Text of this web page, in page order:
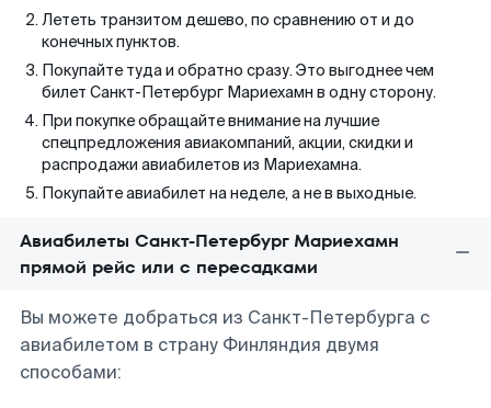
Лететь транзитом дешево, по сравнению от и до
конечных пунктов.
Покупайте туда и обратно сразу. Это выгоднее чем
билет Санкт-Петербург Мариехамн в одну сторону.
При покупке обращайте внимание на лучшие
спецпредложения авиакомпаний, акции, скидки и
распродажи авиабилетов из Мариехамна.
Покупайте авиабилет на неделе, а не в выходные.
Авиабилеты Санкт-Петербург Мариехамн
прямой рейс или с пересадками
Вы можете добраться из Санкт-Петербурга с
авиабилетом в страну Финляндия двумя
способами: